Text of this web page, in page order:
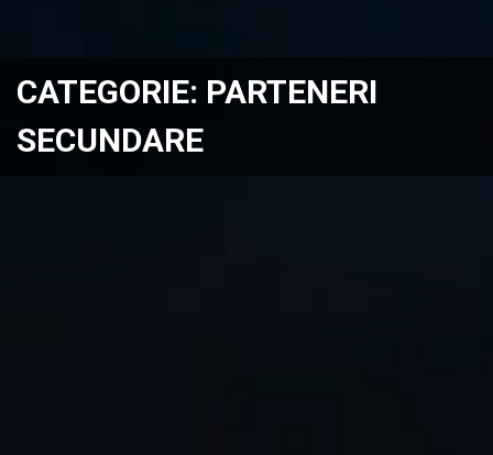
CATEGORIE: PARTENERI
SECUNDARE